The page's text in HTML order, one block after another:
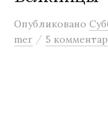
м
у
Опубликовано
mer / 5